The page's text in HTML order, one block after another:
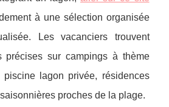
à une sélection organisée
Les vacanciers trouvent
précises sur campings à thème
lagon privée, résidences
proches de la plage.